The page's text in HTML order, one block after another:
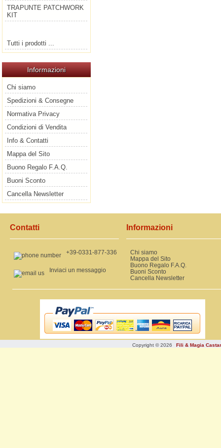
TRAPUNTE PATCHWORK
KIT
Tutti i prodotti ...
Informazioni
Chi siamo
Spedizioni & Consegne
Normativa Privacy
Condizioni di Vendita
Info & Contatti
Mappa del Sito
Buono Regalo F.A.Q.
Buoni Sconto
Cancella Newsletter
Contatti
+39-0331-877-336
Inviaci un messaggio
Informazioni
Chi siamo
Mappa del Sito
Buono Regalo F.A.Q.
Buoni Sconto
Cancella Newsletter
Copyright © 2026 Fili & Magia